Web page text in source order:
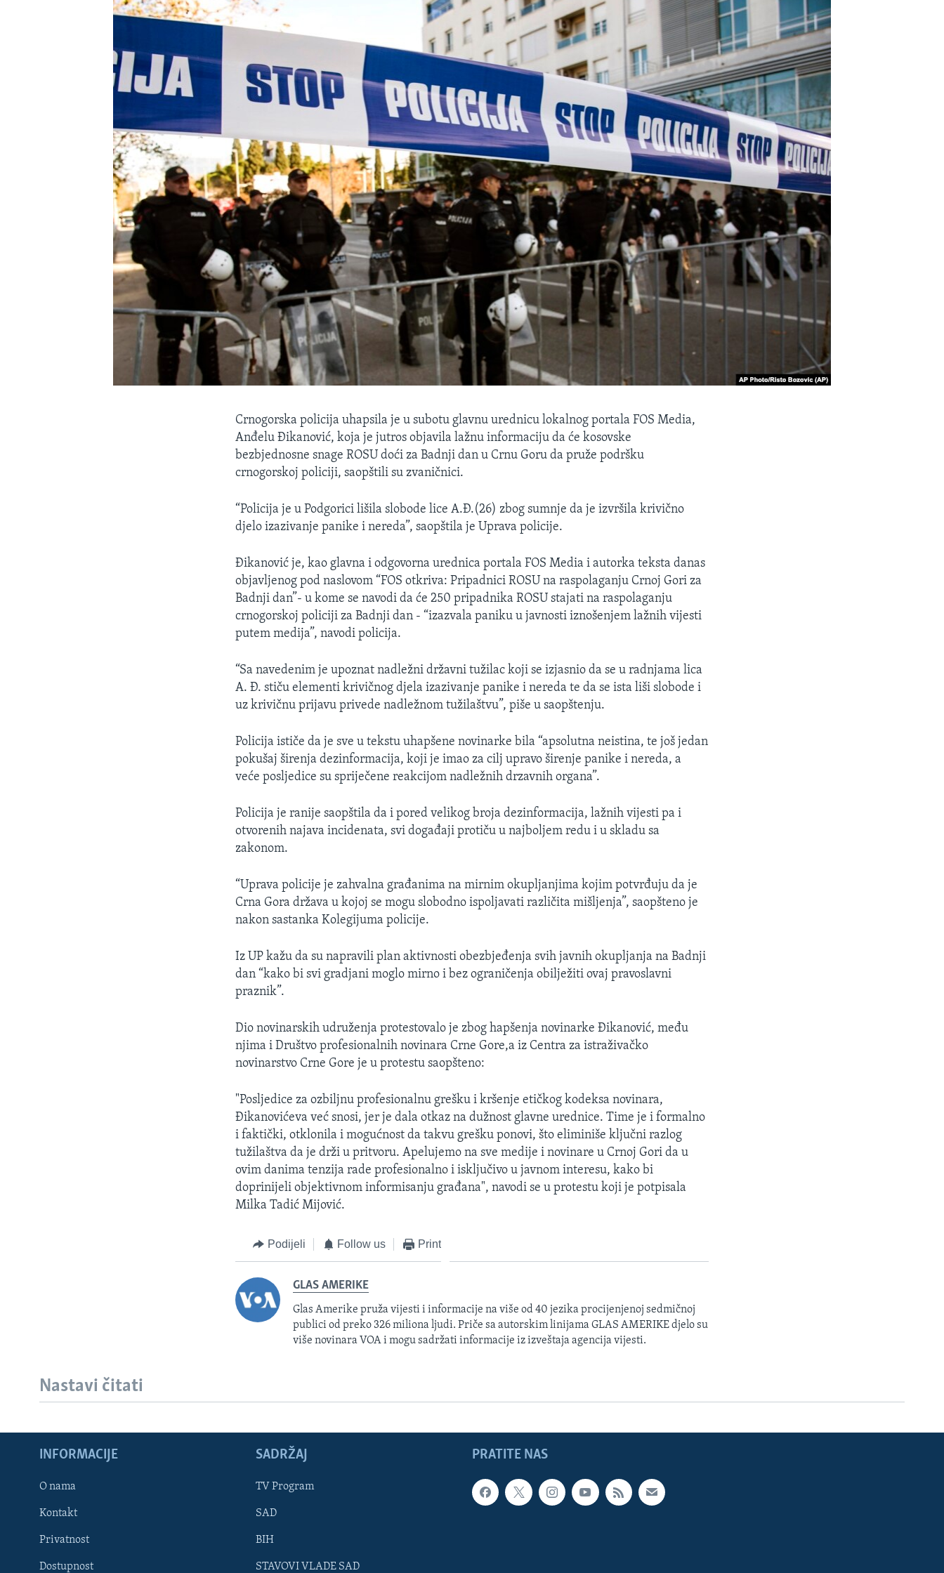
Learning English
Crnogorska policija uhapsila je u subotu glavnu urednicu lokalnog portala FOS Media,
Anđelu Đikanović, koja je jutros objavila lažnu informaciju da će kosovske
bezbjednosne snage ROSU doći za Badnji dan u Crnu Goru da pruže podršku
crnogorskoj policiji, saopštili su zvaničnici.
“Policija je u Podgorici lišila slobode lice A.Đ.(26) zbog sumnje da je izvršila krivično
djelo izazivanje panike i nereda”, saopštila je Uprava policije.
Đikanović je, kao glavna i odgovorna urednica portala FOS Media i autorka teksta danas
objavljenog pod naslovom “FOS otkriva: Pripadnici ROSU na raspolaganju Crnoj Gori za
Badnji dan”- u kome se navodi da će 250 pripadnika ROSU stajati na raspolaganju
crnogorskoj policiji za Badnji dan - “izazvala paniku u javnosti iznošenjem lažnih vijesti
putem medija”, navodi policija.
“Sa navedenim je upoznat nadležni državni tužilac koji se izjasnio da se u radnjama lica
A. Đ. stiču elementi krivičnog djela izazivanje panike i nereda te da se ista liši slobode i
uz krivičnu prijavu privede nadležnom tužilaštvu”, piše u saopštenju.
Policija ističe da je sve u tekstu uhapšene novinarke bila “apsolutna neistina, te još jedan
pokušaj širenja dezinformacija, koji je imao za cilj upravo širenje panike i nereda, a
veće posljedice su spriječene reakcijom nadležnih drzavnih organa”.
Policija je ranije saopštila da i pored velikog broja dezinformacija, lažnih vijesti pa i
otvorenih najava incidenata, svi događaji protiču u najboljem redu i u skladu sa
zakonom.
“Uprava policije je zahvalna građanima na mirnim okupljanjima kojim potvrđuju da je
Crna Gora država u kojoj se mogu slobodno ispoljavati različita mišljenja”, saopšteno je
nakon sastanka Kolegijuma policije.
Iz UP kažu da su napravili plan aktivnosti obezbjeđenja svih javnih okupljanja na Badnji
dan “kako bi svi gradjani moglo mirno i bez ograničenja obilježiti ovaj pravoslavni
praznik”.
Dio novinarskih udruženja protestovalo je zbog hapšenja novinarke Đikanović, među
njima i Društvo profesionalnih novinara Crne Gore,a iz Centra za istraživačko
novinarstvo Crne Gore je u protestu saopšteno:
"Posljedice za ozbiljnu profesionalnu grešku i kršenje etičkog kodeksa novinara,
Đikanovićeva već snosi, jer je dala otkaz na dužnost glavne urednice. Time je i formalno
i faktički, otklonila i mogućnost da takvu grešku ponovi, što eliminiše ključni razlog
tužilaštva da je drži u pritvoru. Apelujemo na sve medije i novinare u Crnoj Gori da u
ovim danima tenzija rade profesionalno i isključivo u javnom interesu, kako bi
doprinijeli objektivnom informisanju građana", navodi se u protestu koji je potpisala
Milka Tadić Mijović.
Podijeli Follow us Print
GLAS AMERIKE
Glas Amerike pruža vijesti i informacije na više od 40 jezika procijenjenoj sedmičnoj
publici od preko 326 miliona ljudi. Priče sa autorskim linijama GLAS AMERIKE djelo su
više novinara VOA i mogu sadržati informacije iz izveštaja agencija vijesti.
Nastavi čitati
PRATITE NAS
INFORMACIJE
O nama
Kontakt
Privatnost
Dostupnost
SADRŽAJ
TV Program
SAD
BIH
STAVOVI VLADE SAD